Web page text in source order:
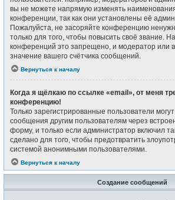
вы не можете напрямую изменять
конференции, так как они установлены её
Пожалуйста, не засоряйте конференцию
только для того, чтобы повысить своё звание.
конференций это запрещено, и модератор или
значение вашего счётчика сообщений.
Вернуться к началу
Когда я щёлкаю по ссылке «email», от меня
конференцию!
Только зарегистрированные пользователи
сообщения другим пользователям через
форму, и только если администратор включил
сделано для того, чтобы предотвратить
системой анонимными пользователями.
Вернуться к началу
Создание сообщений